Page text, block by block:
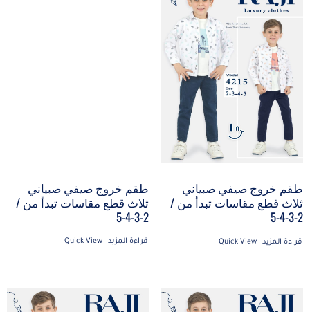
طقم خروج صيفي صبياني
ثلاث قطع مقاسات تبدأ من /
2-3-4-5
قراءة المزيد Quick View
طقم خروج صيفي صبياني
ثلاث قطع مقاسات تبدأ من /
2-3-4-5
قراءة المزيد Quick View